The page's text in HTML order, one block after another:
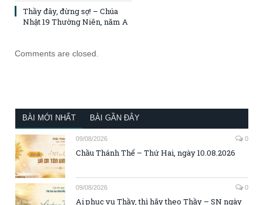
Thầy đây, đừng sợ! – Chúa
Nhật 19 Thường Niên, năm A
Comments are closed.
BÀI MỚI NHẤT BÀI GẦN ĐÂY
09/08/2026 0
Chầu Thánh Thể – Thứ Hai, ngày 10.08.2026
09/08/2026 0
Ai phục vụ Thầy, thì hãy theo Thầy – SN ngày